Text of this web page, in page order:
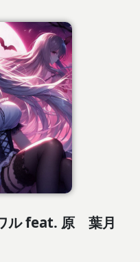
ル feat. 原 葉月